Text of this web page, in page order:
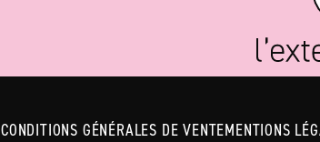
CONDITIONS GÉNÉRALES DE VENTEMENTIONS